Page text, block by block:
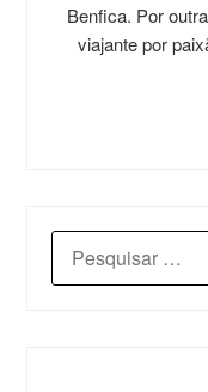
Benfica. Por
viajante por